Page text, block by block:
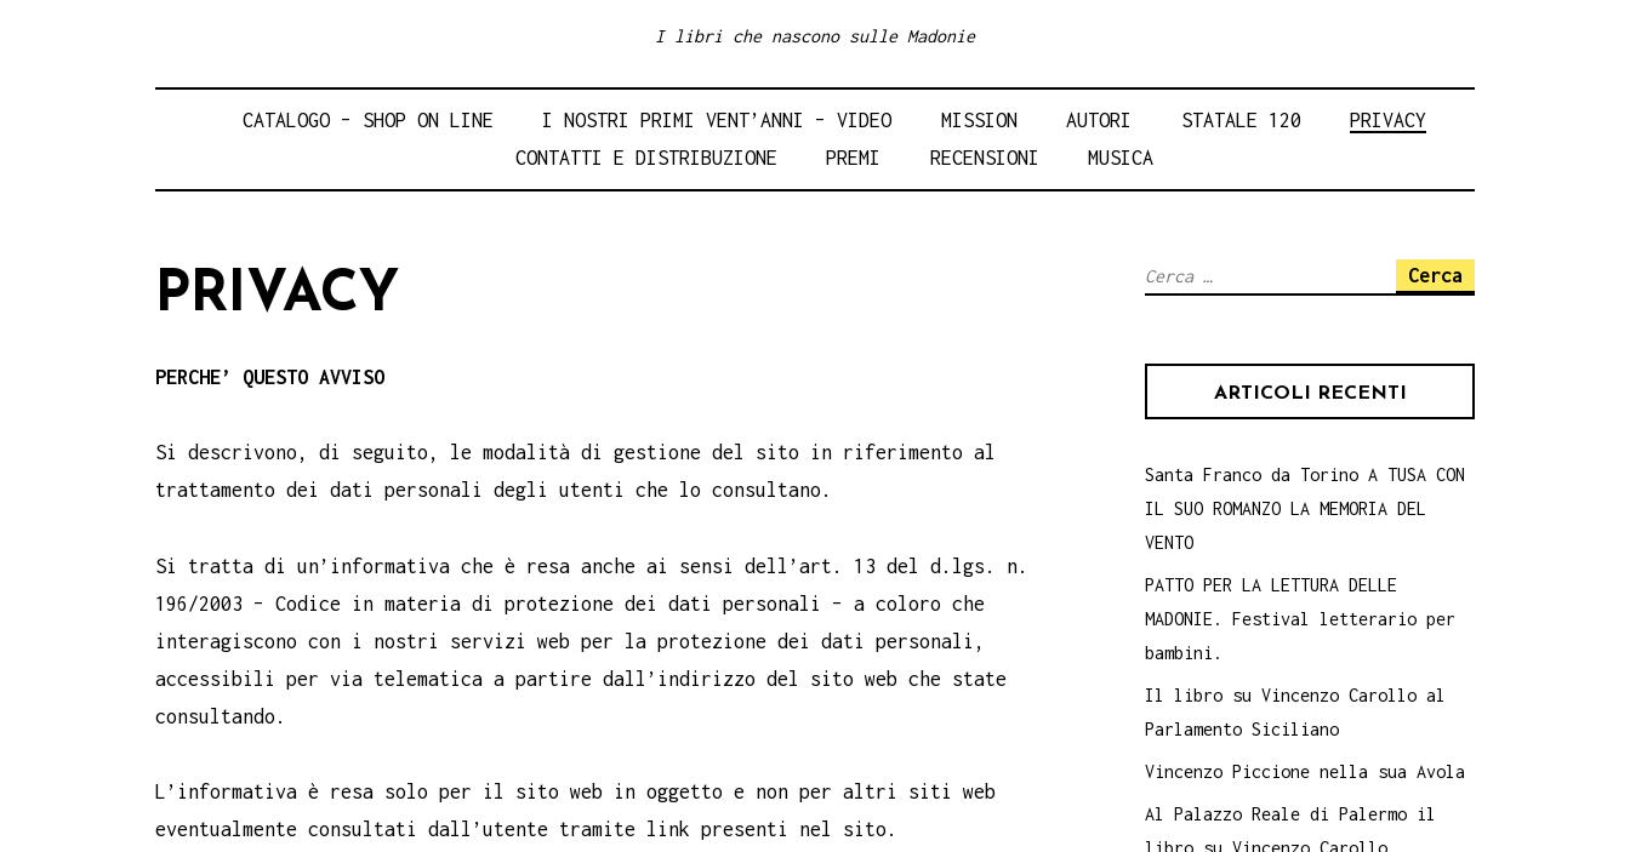
I libri che nascono sulle Madonie
CATALOGO – SHOP ON LINE I NOSTRI PRIMI VENT’ANNI – VIDEO MISSION AUTORI STATALE 120
PRIVACY
CONTATTI E DISTRIBUZIONE
PREMI RECENSIONI MUSICA
PRIVACY
PERCHE’ QUESTO AVVISO
Si descrivono, di seguito, le modalità di gestione del sito in riferimento al
trattamento dei dati personali degli utenti che lo consultano.
Si tratta di un’informativa che è resa anche ai sensi dell’art. 13 del d.lgs. n.
196/2003 – Codice in materia di protezione dei dati personali – a coloro che
interagiscono con i nostri servizi web per la protezione dei dati personali,
accessibili per via telematica a partire dall’indirizzo del sito web che state
consultando.
L’informativa è resa solo per il sito web in oggetto e non per altri siti web
eventualmente consultati dall’utente tramite link presenti nel sito.
Ricerca
ARTICOLI RECENTI
Santa Franco da Torino A TUSA CON
IL SUO ROMANZO LA MEMORIA DEL
VENTO
PATTO PER LA LETTURA DELLE
MADONIE. Festival letterario per
bambini.
Il libro su Vincenzo Carollo al
Parlamento Siciliano
Vincenzo Piccione nella sua Avola
Al Palazzo Reale di Palermo il
libro su Vincenzo Carollo